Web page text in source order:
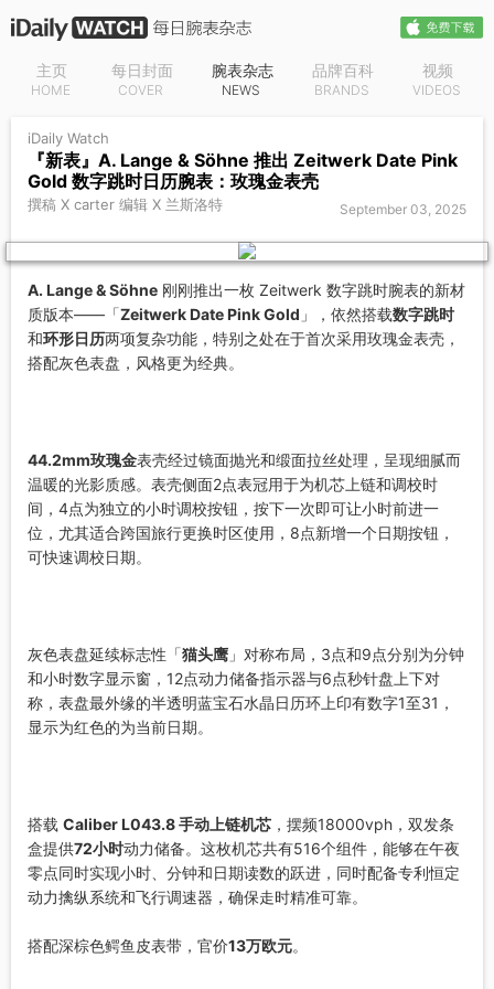
主页
HOME
每日封面
COVER
腕表杂志
NEWS
品牌百科
BRANDS
视频
VIDEOS
iDaily Watch
『新表』A. Lange & Söhne 推出 Zeitwerk Date Pink
Gold 数字跳时日历腕表：玫瑰金表壳
September 03, 2025
撰稿 X carter 编辑 X 兰斯洛特
A. Lange & Söhne 刚刚推出一枚 Zeitwerk 数字跳时腕表的新材
质版本——「Zeitwerk Date Pink Gold 」，依然搭载数字跳时
和环形日历两项复杂功能，特别之处在于首次采用玫瑰金表壳，
搭配灰色表盘，风格更为经典。
44.2mm玫瑰金表壳经过镜面抛光和缎面拉丝处理，呈现细腻而
温暖的光影质感。表壳侧面2点表冠用于为机芯上链和调校时
间，4点为独立的小时调校按钮，按下一次即可让小时前进一
位，尤其适合跨国旅行更换时区使用，8点新增一个日期按钮，
可快速调校日期。
灰色表盘延续标志性「猫头鹰 」对称布局，3点和9点分别为分钟
和小时数字显示窗，12点动力储备指示器与6点秒针盘上下对
称，表盘最外缘的半透明蓝宝石水晶日历环上印有数字1至31，
显示为红色的为当前日期。
搭载 Caliber L043.8 手动上链机芯 ，摆频18000vph，双发条
盒提供72小时动力储备。这枚机芯共有516个组件，能够在午夜
零点同时实现小时、分钟和日期读数的跃进，同时配备专利恒定
动力擒纵系统和飞行调速器，确保走时精准可靠。
搭配深棕色鳄鱼皮表带，官价13万欧元。